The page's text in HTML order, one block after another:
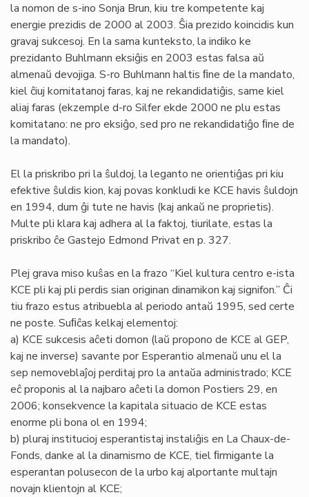
la nomon de s-ino Sonja Brun, kiu tre kompetente kaj
energie prezidis de 2000 al 2003. Ŝia prezido koincidis kun
gravaj sukcesoj. En la sama kunteksto, la indiko ke
prezidanto Buhlmann eksiĝis en 2003 estas falsa aŭ
almenaŭ devojiga. S-ro Buhlmann haltis ﬁne de la mandato,
kiel ĉiuj komitatanoj faras, kaj ne rekandidatiĝis, same kiel
aliaj faras (ekzemple d-ro Silfer ekde 2000 ne plu estas
komitatano: ne pro eksiĝo, sed pro ne rekandidatiĝo ﬁne de
la mandato).
El la priskribo pri la ŝuldoj, la leganto ne orientiĝas pri kiu
efektive ŝuldis kion, kaj povas konkludi ke KCE havis ŝuldojn
en 1994, dum ĝi tute ne havis (kaj ankaŭ ne proprietis).
Multe pli klara kaj adhera al la faktoj, tiurilate, estas la
priskribo ĉe Gastejo Edmond Privat en p. 327.
Plej grava miso kuŝas en la frazo “Kiel kultura centro e-ista
KCE pli kaj pli perdis sian originan dinamikon kaj signifon.” Ĉi
tiu frazo estus atribuebla al periodo antaŭ 1995, sed certe
ne poste. Suﬁĉas kelkaj elementoj:
a) KCE sukcesis aĉeti domon (laŭ propono de KCE al GEP,
kaj ne inverse) savante por Esperantio almenaŭ unu el la
sep nemoveblaĵoj perditaj pro la antaŭa administrado; KCE
eĉ proponis al la najbaro aĉeti la domon Postiers 29, en
2006; konsekvence la kapitala situacio de KCE estas
enorme pli bona ol en 1994;
b) pluraj institucioj esperantistaj instaliĝis en La Chaux-de-
Fonds, danke al la dinamismo de KCE, tiel ﬁrmigante la
esperantan polusecon de la urbo kaj alportante multajn
novajn klientojn al KCE;